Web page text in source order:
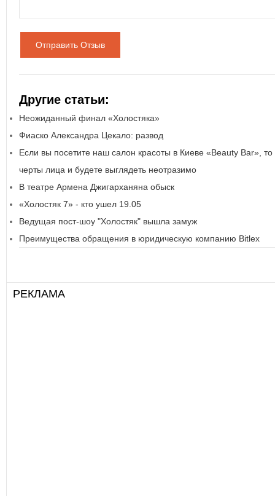
Отправить Отзыв
Другие статьи:
Неожиданный финал «Холостяка»
Фиаско Александра Цекало: развод
Если вы посетите наш салон красоты в Киеве «Beauty Bar», то
черты лица и будете выглядеть неотразимо
В театре Армена Джигарханяна обыск
«Холостяк 7» - кто ушел 19.05
Ведущая пост-шоу "Холостяк" вышла замуж
Преимущества обращения в юридическую компанию Bitlex
РЕКЛАМА